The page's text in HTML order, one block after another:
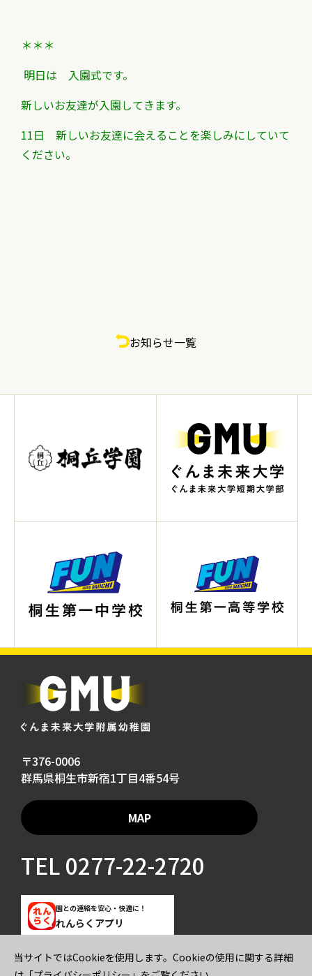
＊＊＊
明日は 入園式です。
新しいお友達が入園してきます。
11日 新しいお友達に会えることを楽しみにしていて
ください。
お知らせ一覧
〒376-0006
群馬県桐生市新宿1丁目4番54号
MAP
TEL0277-22-2720
園との連絡を安心・快適に！
れんらくアプリ
ご寄付のお願いプライバシーポリシー
当サイトではCookieを使用します。Cookieの使用に関する詳細